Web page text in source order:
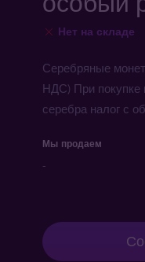
Нет на складе
Серебряные
НДС) При покупке
серебра налог с
Мы продаем
-